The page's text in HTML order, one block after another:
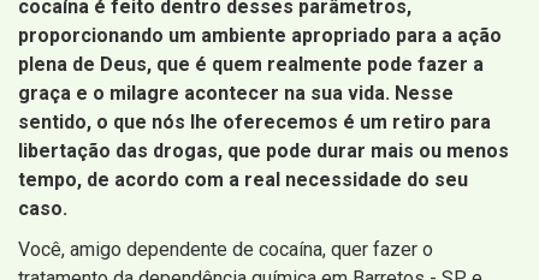
cocaína é feito dentro desses parâmetros,
proporcionando um ambiente apropriado para a ação
plena de Deus, que é quem realmente pode fazer a
graça e o milagre acontecer na sua vida. Nesse
sentido, o que nós lhe oferecemos é um retiro para
libertação das drogas, que pode durar mais ou menos
tempo, de acordo com a real necessidade do seu
caso.
Você, amigo dependente de cocaína, quer fazer o